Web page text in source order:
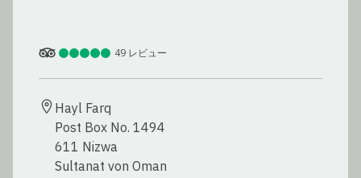
49 レビュー
Hayl Farq
Post Box No. 1494
611 Nizwa
Sultanat von Oman